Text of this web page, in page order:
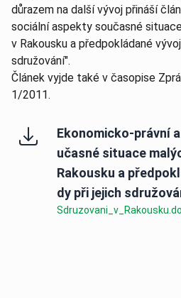
důrazem na další vývoj přináší
sociální aspekty současné
v Rakousku a předpokládané
sdružování".
Článek vyjde také v časopise
1/2011.
Ekonomicko-právní
učasné situace
Rakousku a
dy při jejich